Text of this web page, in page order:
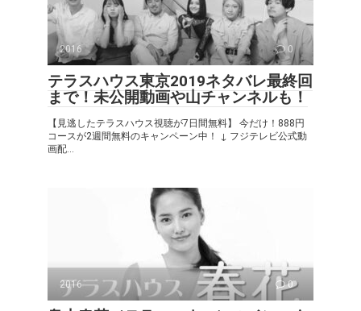
2016 0
テラスハウス東京2019ネタバレ最終回
まで！未公開動画や山チャンネルも！
【見逃したテラスハウス視聴が7日間無料】 今だけ！888円
コースが2週間無料のキャンペーン中！ ↓ フジテレビ公式動
画配...
2016 0